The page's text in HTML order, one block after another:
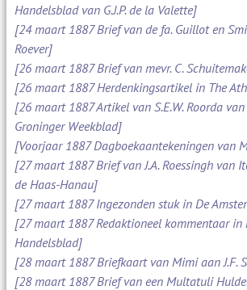
Handelsblad van G.J.P. de la Valette]
[24 maart 1887 Brief van de fa. Guillot en
Roever]
[26 maart 1887 Brief van mevr. C.
[26 maart 1887 Herdenkingsartikel in The
[26 maart 1887 Artikel van S.E.W. Roorda
Groninger Weekblad]
[Voorjaar 1887 Dagboekaantekeningen van
[27 maart 1887 Brief van J.A. Roessingh van
de Haas-Hanau]
[27 maart 1887 Ingezonden stuk in De
[27 maart 1887 Redaktioneel kommentaar in
Handelsblad]
[28 maart 1887 Briefkaart van Mimi aan J.F.
[28 maart 1887 Brief van een Multatuli